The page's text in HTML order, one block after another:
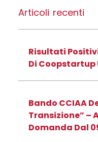
Articoli recenti
Risultati
Di Coopstartup
Bando CCIAA
Transizione” –
Domanda Dal